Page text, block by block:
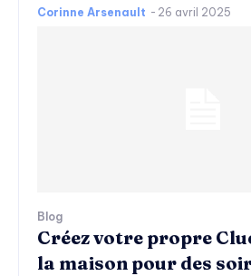
Corinne Arsenault - 26 avril 2025
Blog
Créez votre propre
la maison pour des